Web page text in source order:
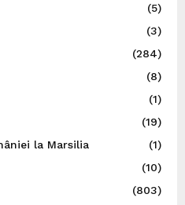
(5)
(3)
(284)
(8)
(1)
(19)
la Marsilia
(1)
(10)
(803)